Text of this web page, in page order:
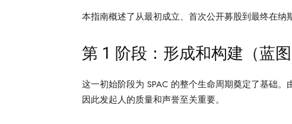
本指南概述了从最初成立、首次公开募股到最终在纳
第 1 阶段：形成和构建（蓝图
这一初始阶段为 SPAC 的整个生命周期奠定了基础。
因此发起人的质量和声誉至关重要。